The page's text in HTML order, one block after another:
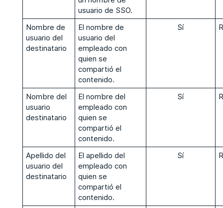
usuario de SSO.
Nombre de
usuario del
destinatario
El nombre de
usuario del
empleado con
quien se
compartió el
contenido.
Sí
Nombre del
usuario
destinatario
El nombre del
empleado con
quien se
compartió el
contenido.
Sí
Apellido del
usuario del
destinatario
El apellido del
empleado con
quien se
compartió el
contenido.
Sí